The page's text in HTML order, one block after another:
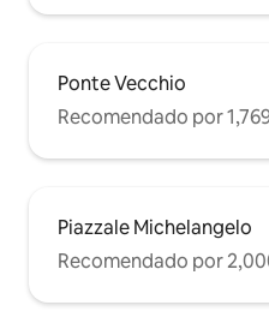
la Academia y la Plaza de
cerca. DISPONIBLES 4 BICICLETAS
(tamaño adulto) para
huéspedes, incluidas en el
favor, úsalas con cuidado y
GRAVES POR NEGLIGENCIA,
PEDIRÁ QUE PAGUES EL
BICICLETA DE 160 €. Gracias. A PIE: el
centro de la ciudad está a solo
minutos a pie. EN AUTOBÚS: a pocos
Ponte Vecchio
Recomendado por
Piazzale Michelangelo
Recomendado por